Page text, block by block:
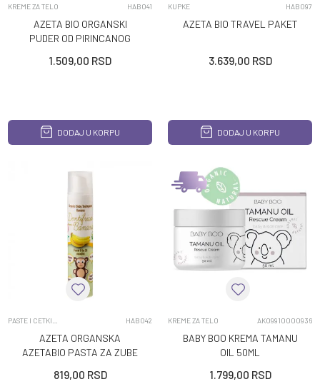
KREME ZA TELO HAB041
AZETA BIO ORGANSKI
PUDER OD PIRINCANOG
1.509,00 RSD
DODAJ U KORPU
KUPKE HAB097
AZETA BIO TRAVEL PAKET
3.639,00 RSD
DODAJ U KORPU
HAB042
AZETA ORGANSKA
AZETABIO PASTA ZA ZUBE
819,00 RSD
KREME ZA TELO AKO9910000936
BABY BOO KREMA TAMANU
OIL 50ML
1.799,00 RSD